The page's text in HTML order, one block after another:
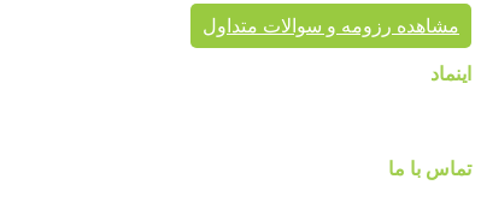
مشاهده رزومه و سوالات متداول
اینماد
تماس با ما